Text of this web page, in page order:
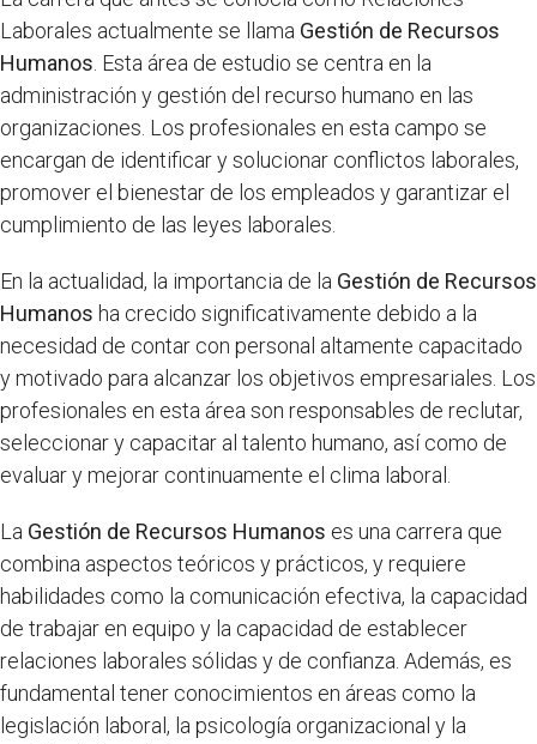
Laborales actualmente se llama Gestión de Recursos
Humanos . Esta área de estudio se centra en la
administración y gestión del recurso humano en las
organizaciones. Los profesionales en esta campo se
encargan de identificar y solucionar conflictos laborales,
promover el bienestar de los empleados y garantizar el
cumplimiento de las leyes laborales.
En la actualidad, la importancia de la Gestión de Recursos
Humanos ha crecido significativamente debido a la
necesidad de contar con personal altamente capacitado
y motivado para alcanzar los objetivos empresariales. Los
profesionales en esta área son responsables de reclutar,
seleccionar y capacitar al talento humano, así como de
evaluar y mejorar continuamente el clima laboral.
La Gestión de Recursos Humanos es una carrera que
combina aspectos teóricos y prácticos, y requiere
habilidades como la comunicación efectiva, la capacidad
de trabajar en equipo y la capacidad de establecer
relaciones laborales sólidas y de confianza. Además, es
fundamental tener conocimientos en áreas como la
legislación laboral, la psicología organizacional y la